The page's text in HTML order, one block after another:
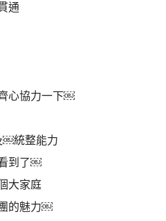
通
心協力一下￼
￼統整能力
到了￼
大家庭
的魅力￼